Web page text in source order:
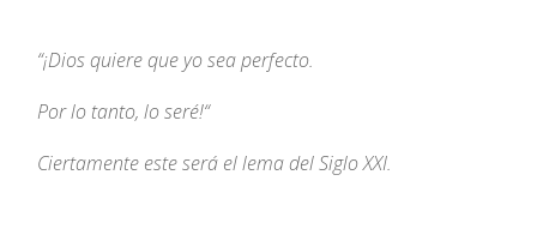
“¡Dios quiere que yo sea perfecto.
Por lo tanto, lo seré!“
Ciertamente este será el lema del Siglo XXI.